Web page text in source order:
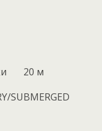
20 м